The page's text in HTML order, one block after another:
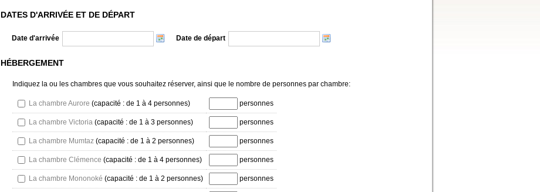
DATES D'ARRIVÉE ET DE DÉPART
Date d'arrivée Date de départ
HÉBERGEMENT
Indiquez la ou les chambres que vous souhaitez réserver, ainsi que le nombre de personnes par chambre:
La chambre Aurore (capacité : de 1 à 4 personnes) personnes
La chambre Victoria (capacité : de 1 à 3 personnes) personnes
La chambre Mumtaz(capacité : de 1 à 2 personnes) personnes
La chambre Clémence (capacité : de 1 à 4 personnes) personnes
La chambre Mononoké (capacité : de 1 à 2 personnes) personnes